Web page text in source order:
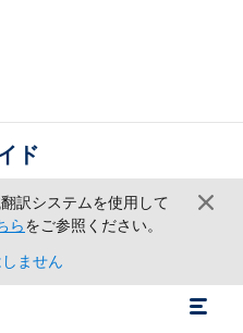
ド
訳システムを使用して
らをご参照ください。
ません